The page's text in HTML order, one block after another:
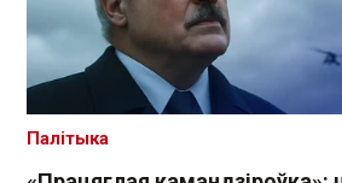
Палітыка